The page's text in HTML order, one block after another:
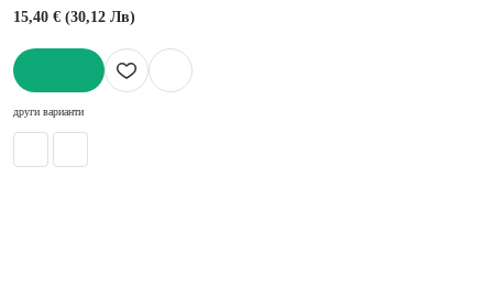
15,40 € (30,12 Лв)
други варианти